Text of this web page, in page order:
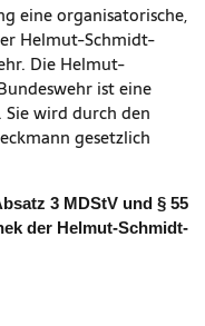
eine organisatorische,
Helmut-Schmidt-
Die Helmut-
ist eine
wird durch den
gesetzlich
3 MDStV und § 55
der Helmut-Schmidt-